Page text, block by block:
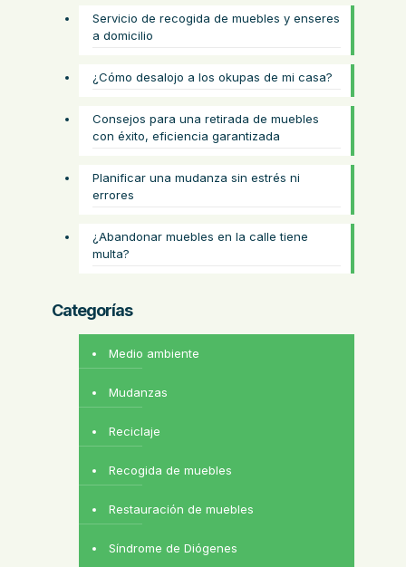
Servicio de recogida de muebles y enseres
a domicilio
¿Cómo desalojo a los okupas de mi casa?
Consejos para una retirada de muebles
con éxito, eficiencia garantizada
Planificar una mudanza sin estrés ni
errores
¿Abandonar muebles en la calle tiene
multa?
Categorías
Medio ambiente
Mudanzas
Reciclaje
Recogida de muebles
Restauración de muebles
Síndrome de Diógenes